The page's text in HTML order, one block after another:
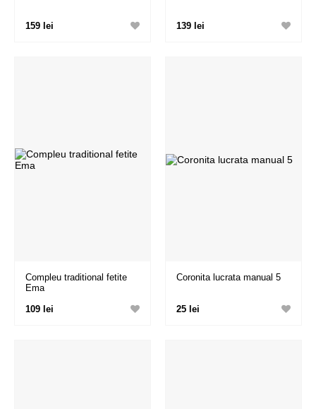
159 lei 139 lei
Compleu traditional fetite
Ema
109 lei
Coronita lucrata manual 5
25 lei